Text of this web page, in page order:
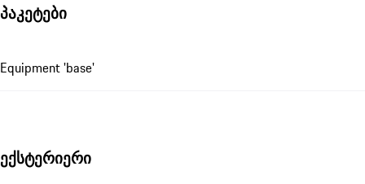
პაკეტები
Equipment 'base'
ექსტერიერი